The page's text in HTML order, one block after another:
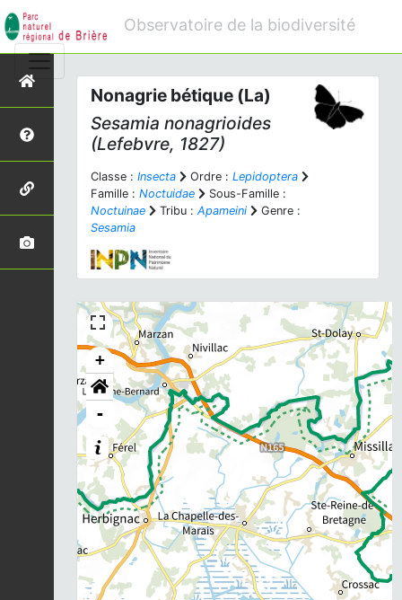
Observatoire de la biodiversité
Nonagrie bétique (La)
Sesamia nonagrioides
(Lefebvre, 1827)
Classe : Insecta Ordre : Lepidoptera
Famille : Noctuidae
Sous-Famille :
Noctuinae
Tribu : Apameini
Genre :
Sesamia
+
-